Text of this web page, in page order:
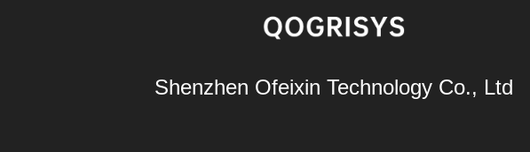
Shenzhen Ofeixin Technology Co., Ltd